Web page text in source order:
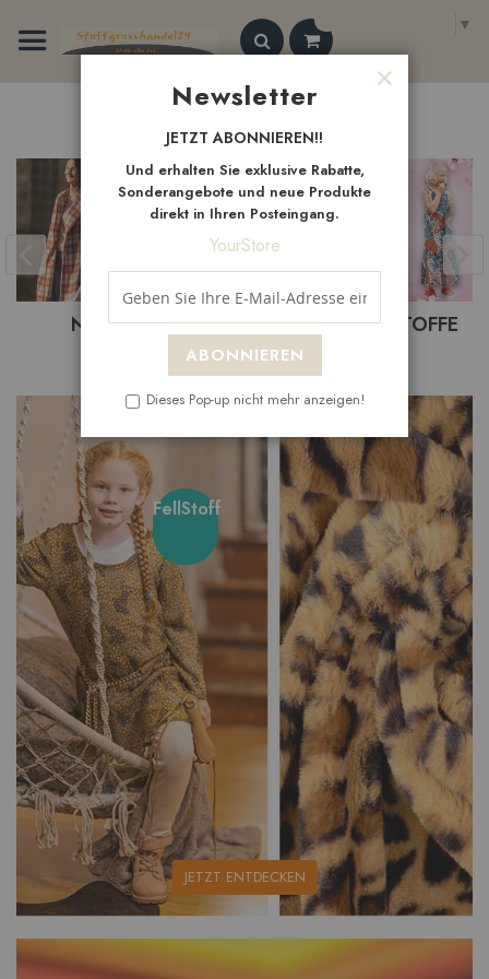
Inhalt
springen
▼
Search
NeueArtikel
BEKLEIDUNGSTOFFE BASTELSTOFFE
unsere
FellStoff
JETZT ENTDECKEN
Newsletter
JETZT ABONNIEREN!!
Und erhalten Sie exklusive Rabatte,
Sonderangebote und neue Produkte
direkt in Ihren Posteingang.
YourStore
ABONNIEREN
Dieses Pop-up nicht mehr anzeigen!